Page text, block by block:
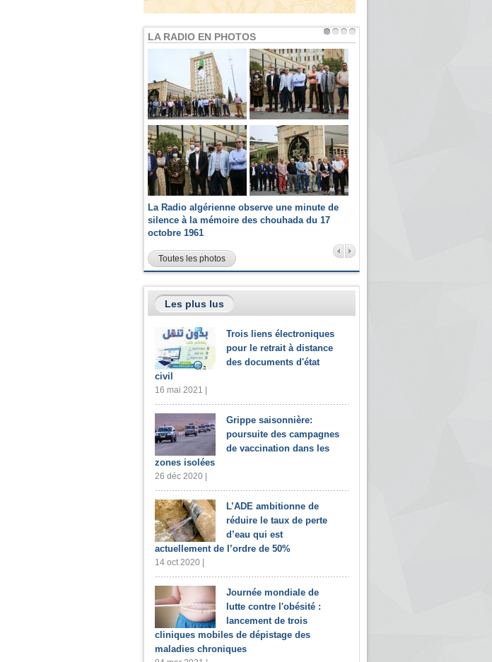
LA RADIO EN PHOTOS
La Radio algérienne observe une minute de
silence à la mémoire des chouhada du 17
octobre 1961
Toutes les photos
Les plus lus
Trois liens électroniques
pour le retrait à distance
des documents d'état
civil
16 mai 2021 |
Grippe saisonnière:
poursuite des campagnes
de vaccination dans les
zones isolées
26 déc 2020 |
L’ADE ambitionne de
réduire le taux de perte
d’eau qui est
actuellement de l’ordre de 50%
14 oct 2020 |
Journée mondiale de
lutte contre l'obésité :
lancement de trois
cliniques mobiles de dépistage des
maladies chroniques